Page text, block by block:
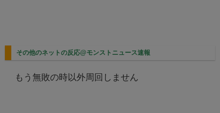
その他のネットの反応@モンストニュース速報
もう無敗の時以外周回しません